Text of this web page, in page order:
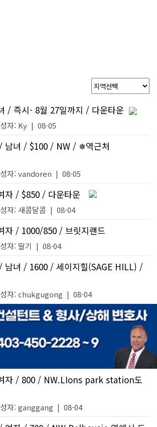
/ 즉시- 8월 27일까지 / 다운타운
자: Ky | 08-05
남녀 / $100 / NW / ✵역근처
자: vandoren | 08-05
자 / $850 / 다운타운
자: 새콤달콤 | 08-04
자 / 1000/850 / 브릿지랜드
자: 딸기 | 08-04
남녀 / 1600 / 세이지힐(SAGE HILL) /
자: chukgugong | 08-04
자 / 800 / NW.LIons park station도
자: ganggang | 08-04